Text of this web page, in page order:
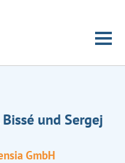
und Sergej
GmbH